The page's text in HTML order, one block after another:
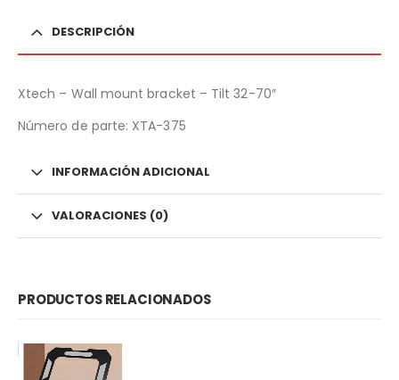
DESCRIPCIÓN
Xtech – Wall mount bracket – Tilt 32-70″
Número de parte: XTA-375
INFORMACIÓN ADICIONAL
VALORACIONES (0)
PRODUCTOS RELACIONADOS